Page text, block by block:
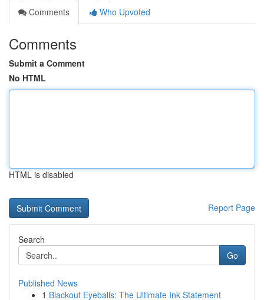
Comments
Who Upvoted
Comments
Submit a Comment
No HTML
HTML is disabled
Report Page
Search
Go
Published News
1 Blackout Eyeballs: The Ultimate Ink Statement